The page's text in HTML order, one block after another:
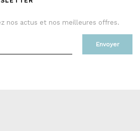
nos actus et nos meilleures offres.
Envoyer